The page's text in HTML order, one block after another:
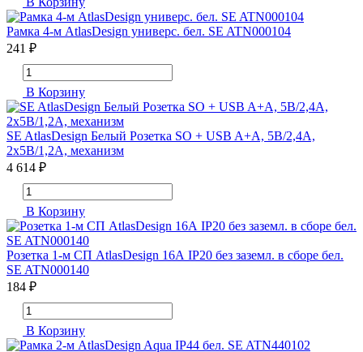
Рамка 4-м AtlasDesign универс. бел. SE ATN000104
241 ₽
В Корзину
SE AtlasDesign Белый Розетка SO + USB A+A, 5В/2,4А,
2х5В/1,2А, механизм
4 614 ₽
В Корзину
Розетка 1-м СП AtlasDesign 16А IP20 без заземл. в сборе бел.
SE ATN000140
184 ₽
В Корзину